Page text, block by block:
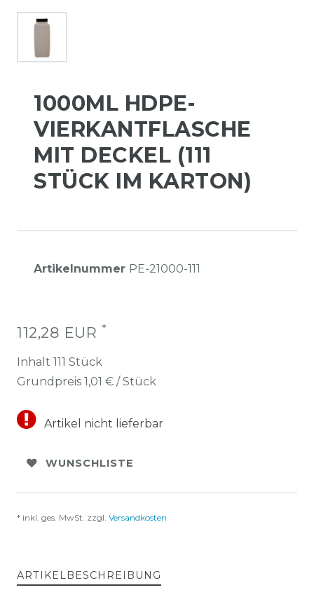
1000ML HDPE-
VIERKANTFLASCHE
MIT DECKEL (111
STÜCK IM KARTON)
Artikelnummer PE-21000-111
112,28 EUR *
Inhalt 111 Stück
Grundpreis 1,01 € / Stück
Artikel nicht lieferbar
WUNSCHLISTE
* inkl. ges. MwSt. zzgl. Versandkosten
ARTIKELBESCHREIBUNG